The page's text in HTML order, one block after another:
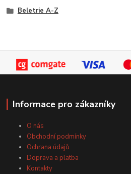
Beletrie A-Z
Informace pro zákazníky
O nás
Obchodní podmínky
Ochrana údajů
Doprava a platba
Kontakty